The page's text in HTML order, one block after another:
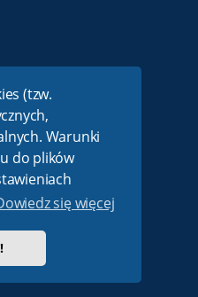
(tzw.
Warunki
do plików
się więcej